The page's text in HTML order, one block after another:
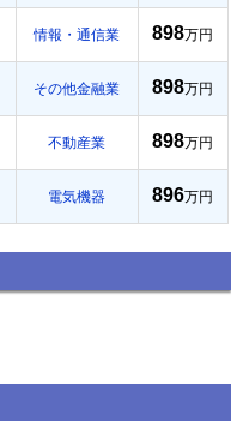
情報・通信業 898万円
その他金融業 898万円
不動産業 898万円
電気機器 896万円